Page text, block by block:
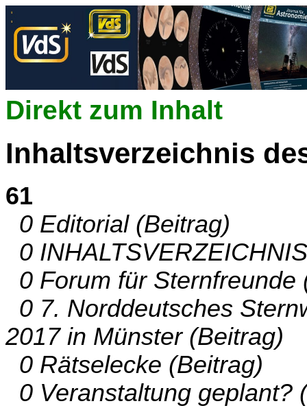
Direkt zum Inhalt
Inhaltsverzeichnis
61
0 Editorial (Beitrag)
0
0 Forum für Sternfreunde
0 7. Norddeutsches
2017 in Münster (Beitrag)
0 Rätselecke (Beitrag)
0 Veranstaltung geplant?